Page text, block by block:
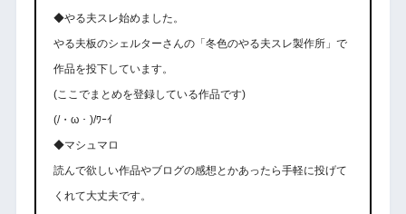
◆やる夫スレ始めました。
やる夫板のシェルターさんの「冬色のやる夫スレ製作所」で
作品を投下しています。
(ここでまとめを登録している作品です)
(/・ω・)/ﾜｰｲ
◆マシュマロ
読んで欲しい作品やブログの感想とかあったら手軽に投げて
くれて大丈夫です。